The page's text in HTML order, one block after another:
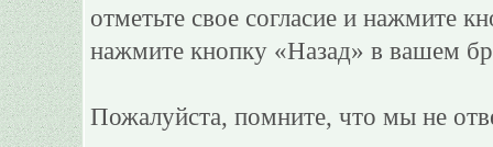
отметьте свое согласие и нажмите
нажмите кнопку «Назад» в вашем
Пожалуйста, помните, что мы не